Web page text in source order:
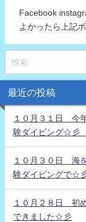
Facebook
よかったら上記
最近の投稿
１０月３１日 今
験ダイビング☆彡
１０月３０日 海
験ダイビングで☆
１０月２８日 初
できました☆彡